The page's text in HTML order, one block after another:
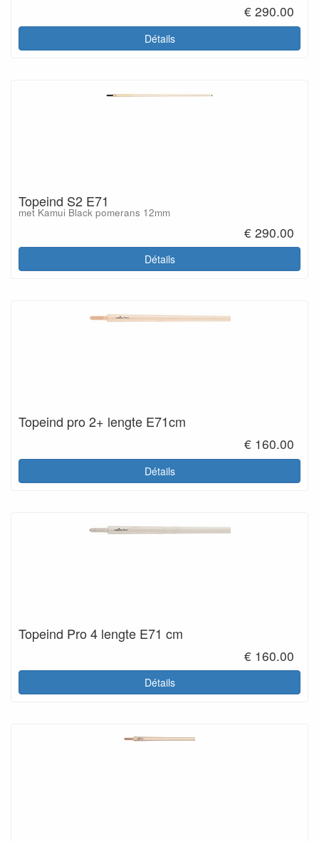
€ 290.00
Détails
Topeind S2 E71
met Kamui Black pomerans 12mm
€ 290.00
Détails
Topeind pro 2+ lengte E71cm
€ 160.00
Détails
Topeind Pro 4 lengte E71 cm
€ 160.00
Détails